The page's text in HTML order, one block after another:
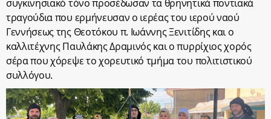
συγκινησιακό τόνο προσέδωσαν τα θρηνητικά ποντιακά
τραγούδια που ερμήνευσαν ο ιερέας του ιερού ναού
Γεννήσεως της Θεοτόκου π. Ιωάννης Ξενιτίδης και ο
καλλιτέχνης Παυλάκης Δραμινός και ο πυρρίχιος χορός
σέρα που χόρεψε το χορευτικό τμήμα του πολιτιστικού
συλλόγου.